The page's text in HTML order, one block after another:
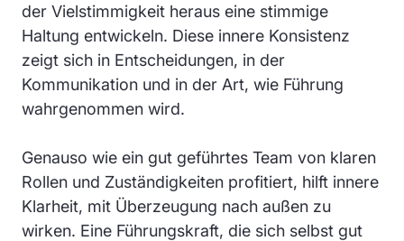
der Vielstimmigkeit heraus eine stimmige
Haltung entwickeln. Diese innere Konsistenz
zeigt sich in Entscheidungen, in der
Kommunikation und in der Art, wie Führung
wahrgenommen wird.
Genauso wie ein gut geführtes Team von klaren
Rollen und Zuständigkeiten profitiert, hilft innere
Klarheit, mit Überzeugung nach außen zu
wirken. Eine Führungskraft, die sich selbst gut